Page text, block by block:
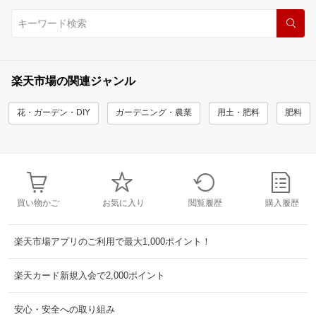
楽天市場の関連ジャンル
花・ガーデン・DIY ガーデニング・農業 用土・肥料 肥料
買い物かご お気に入り 閲覧履歴 購入履歴
楽天市場アプリのご利用で最大1,000ポイント！
楽天カード新規入会で2,000ポイント
安心・安全への取り組み